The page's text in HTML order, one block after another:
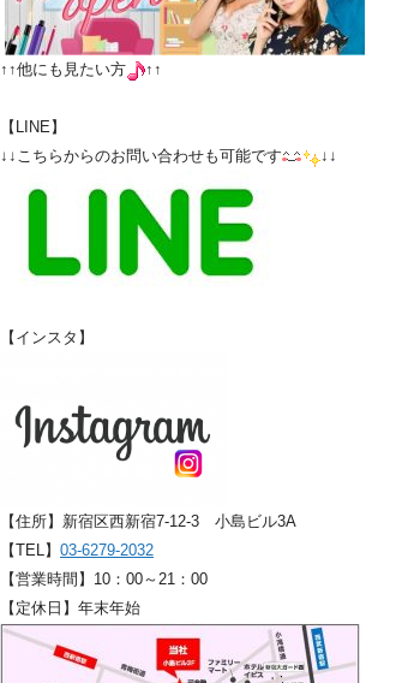
↑↑他にも見たい方 ↑↑
【LINE】
↓↓こちらからのお問い合わせも可能です
↓↓
【インスタ】
【住所】新宿区西新宿7-12-3 小島ビル3A
【TEL】 03-6279-2032
【営業時間】10：00～21：00
【定休日】年末年始